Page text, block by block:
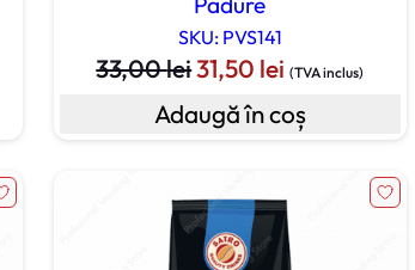
SKU: PVS141
33,00leiPrețul
inițial
a
33,00 lei.
31,50 leiPrețul
este:
(TVA inclus)
Adaugă în coș